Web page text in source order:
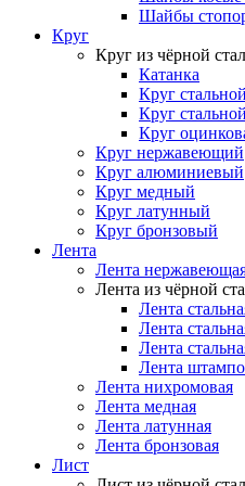
Шайбы
Круг
Круг из чёрной
Катанка
Круг
Круг
Круг
Круг нержавеющий
Круг алюминиевый
Круг медный
Круг латунный
Круг бронзовый
Лента
Лента
Лента из чёрной
Лента
Лента
Лента
Лента
Лента нихромовая
Лента медная
Лента латунная
Лента бронзовая
Лист